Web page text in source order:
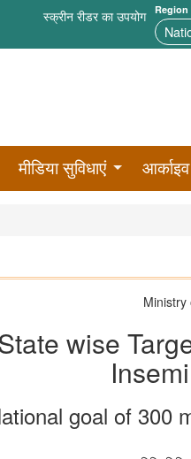
स्क्रीन रीडर का उपयोग Region
मीडिया सुविधाएं आर्काइव